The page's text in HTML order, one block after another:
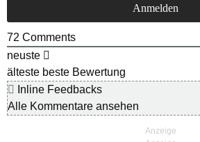
72 Comments
neuste
älteste beste Bewertung
Inline Feedbacks
Alle Kommentare ansehen